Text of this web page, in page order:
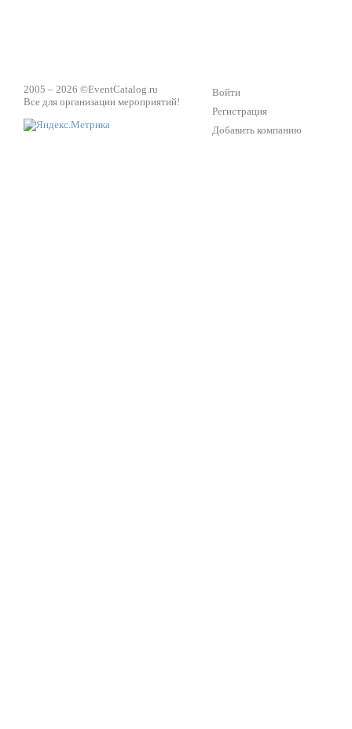
2005 – 2026 ©EventCatalog.ru
Все для организации мероприятий!
Войти
Регистрация
Добавить компанию